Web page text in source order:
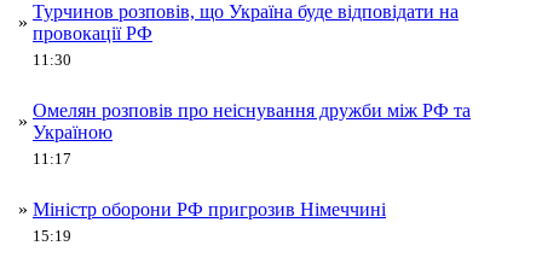
»
Турчинов розповів, що Україна буде відповідати на
провокації РФ
11:30
»
Омелян розповів про неіснування дружби між РФ та
Україною
11:17
» Міністр оборони РФ пригрозив Німеччині
15:19